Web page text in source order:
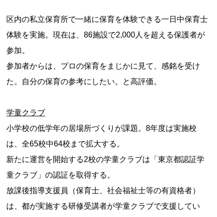
区内の私立保育所で一緒に保育を体験できる一日中保育士
体験を実施。現在は、86施設で2,000人を超える保護者が
参加。
参加者からは、プロの保育をまじかに見て、感銘を受け
た。自分の保育の参考にしたい。と高評価。
学童クラブ
小学校の低学年の居場所づくりが課題。8年度は実施校
は、全65校中64校まで拡大する。
新たに運営を開始する2校の学童クラブは「東京都認証学
童クラブ」の認証を取得する。
放課後指導支援員（保育士、社会福祉士等の有資格者）
は、都が実施する研修受講者が学童クラブで支援してい